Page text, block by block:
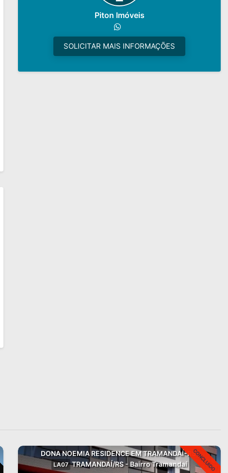
Piton Imóveis
SOLICITAR MAIS INFORMAÇÕES
CONCLUIDO
DONA NOEMIA RESIDENCE EM TRAMANDAÍ-RS!
LA07 TRAMANDAÍ/RS - Bairro Tramandaí